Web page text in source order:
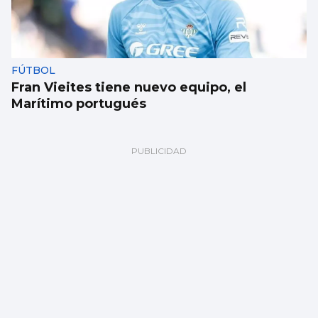
FÚTBOL
Fran Vieites tiene nuevo equipo, el
Marítimo portugués